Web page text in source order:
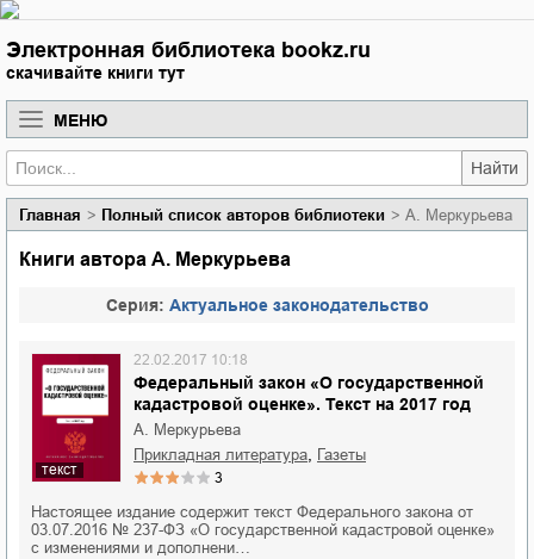
Электронная библиотека bookz.ru
скачивайте книги тут
МЕНЮ
Найти
Главная Полный список авторов библиотеки А. Меркурьева
Книги автора А. Меркурьева
Cерия: Актуальное законодательство
текст
Федеральный закон «О государственной
кадастровой оценке». Текст на 2017 год
22.02.2017 10:18
А. Меркурьева
прикладная литература
газеты
3
Настоящее издание содержит текст Федерального закона от
03.07.2016 № 237-ФЗ «О государственной кадастровой оценке»
с изменениями и дополнени…